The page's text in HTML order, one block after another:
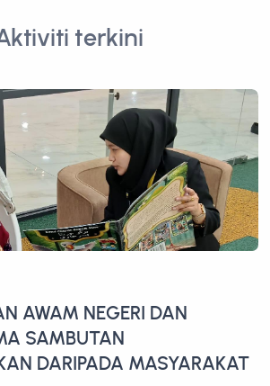
terkini
AWAM NEGERI DAN
SAMBUTAN
DARIPADA MASYARAKAT